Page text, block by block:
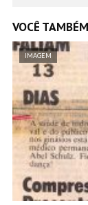
VOCÊ
IMAGEM